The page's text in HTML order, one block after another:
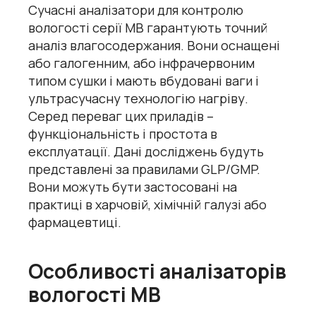
Сучасні аналізатори для контролю
вологості серії MB гарантують точний
аналіз влагосодержания. Вони оснащені
або галогенним, або інфрачервоним
типом сушки і мають вбудовані ваги і
ультрасучасну технологію нагріву.
Серед переваг цих приладів –
функціональність і простота в
експлуатації. Дані досліджень будуть
представлені за правилами GLP/GMP.
Вони можуть бути застосовані на
практиці в харчовій, хімічній галузі або
фармацевтиці.
Особливості аналізаторів
вологості МВ